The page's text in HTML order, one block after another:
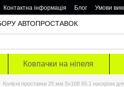
Контактна інформація Блог Умови
АВТОПРОСТАВОК
Ковпачки на ніпеля
Колісні проставки 25 мм 5х108 65.1 наскрізні